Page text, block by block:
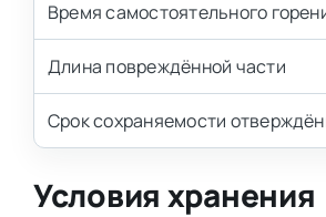
Время самостоятельного
Длина повреждённой части
Срок сохраняемости
Условия хранения